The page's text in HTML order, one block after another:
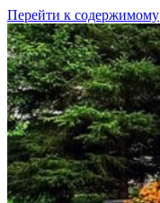
Перейти к содержимому